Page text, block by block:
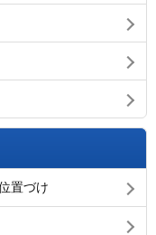
置づけ